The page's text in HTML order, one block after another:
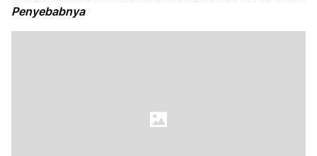
Penyebabnya